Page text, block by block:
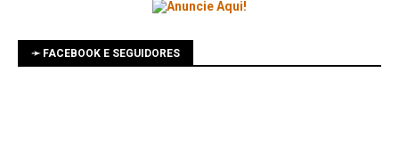
➛ FACEBOOK E SEGUIDORES